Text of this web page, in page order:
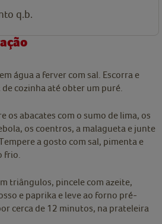
q.b.
água a ferver com sal. Escorra e
cozinha até obter um puré.
os abacates com o sumo de lima, os
os coentros, a malagueta e junte
a gosto com sal, pimenta e
frio.
triângulos, pincele com azeite,
e paprika e leve ao forno pré-
cerca de 12 minutos, na prateleira